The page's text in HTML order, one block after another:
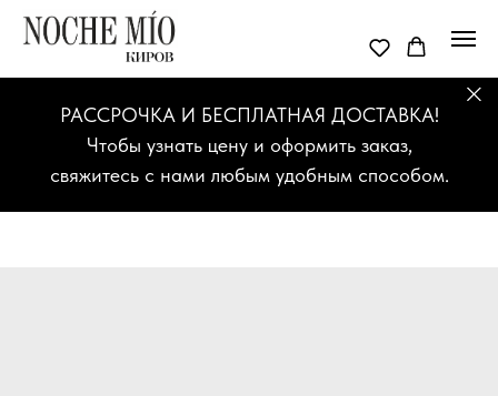
РАССРОЧКА И БЕСПЛАТНАЯ ДОСТАВКА!
Чтобы узнать цену и оформить заказ,
свяжитесь с нами любым удобным способом.